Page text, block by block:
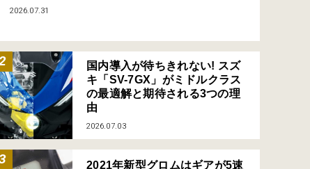
2026.07.31
国内導入が待ちきれない! スズ
キ「SV-7GX」がミドルクラス
の最適解と期待される3つの理
由
2026.07.03
2021年新型グロムはギアが5速